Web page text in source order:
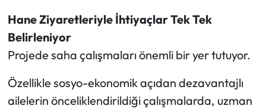
Hane Ziyaretleriyle İhtiyaçlar Tek Tek
Belirleniyor
Projede saha çalışmaları önemli bir yer tutuyor.
Özellikle sosyo-ekonomik açıdan dezavantajlı
ailelerin önceliklendirildiği çalışmalarda, uzman